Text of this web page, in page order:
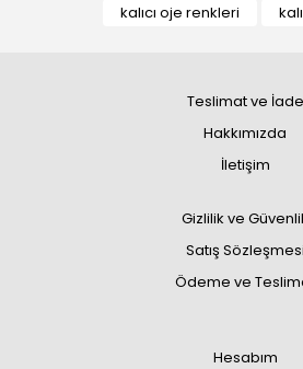
kalıcı oje renkleri
Teslimat ve İade
Hakkımızda
İletişim
Gizlilik ve
Satış Sözleşmesi
Ödeme ve
Hesabım